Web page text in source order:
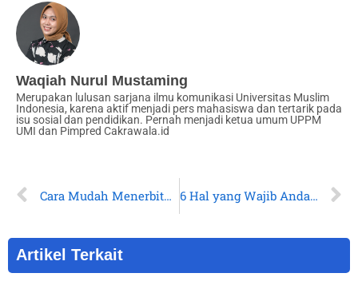
Waqiah Nurul Mustaming
Merupakan lulusan sarjana ilmu komunikasi Universitas Muslim
Indonesia, karena aktif menjadi pers mahasiswa dan tertarik pada
isu sosial dan pendidikan. Pernah menjadi ketua umum UPPM
UMI dan Pimpred Cakrawala.id
Cara Mudah Menerbitkan Buku dengan Penerbit Self Publishing 6 Hal yang Wajib Anda Ketahui Sebelum Menerbitkan Buku
Artikel Terkait